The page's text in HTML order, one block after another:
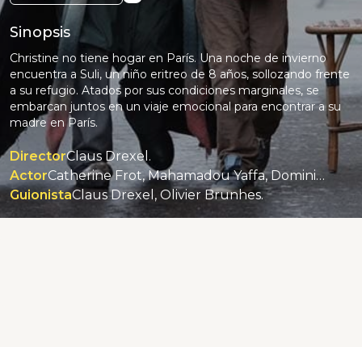
Sinopsis
Christine no tiene hogar en París. Una noche de invierno
encuentra a Suli, un niño eritreo de 8 años, sollozando frente
a su refugio. Atados por sus condiciones marginales, se
embarcan juntos en un viaje emocional para encontrar a su
madre en París.
DirectorClaus Drexel.
Actor
Catherine Frot, Mahamadou Yaffa, Dominique Frot, Jean-Henri Compère, Richna Louvet, Raphaël Thiéry.
GuionistaClaus Drexel, Olivier Brunhes.